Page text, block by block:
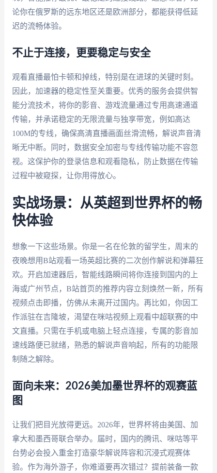
论你在俄罗斯的远东地区还是欧洲部分，都能获得低延
迟的流畅体验。
不止于连接，更要稳定与安全
观看直播最怕卡顿和掉线，特别是在进球的关键时刻。
因此，加速器的稳定性至关重要。优秀的服务会提供智
能分流技术，将你的影音、游戏流量通过专用高速通道
传输，并承诺稳定的无限流量与独享带宽，例如高达
100M的专线，确保高清直播画面丝滑流畅，解说声音清
晰无中断。同时，数据安全加密与专线传输功能不容忽
视。这保护你的登录信息和观看隐私，防止数据在传输
过程中被窥探，让你用得放心。
实战场景：从英超到世界杯的畅
快体验
想象一下这些场景。你是一名在伦敦的留学生，周末的
夜晚想用B站观看一场英超比赛的二次创作解说和弹幕狂
欢。开启加速器后，智能线路瞬间将你连接到国内的上
海或广州节点，B站首页的推荐内容立刻焕然一新，所有
视频点击即播，仿佛从未离开过国内。再比如，你因工
作派驻在吉隆坡，渴望在咪咕视频上观看中超联赛的中
文直播。只需在手机或电脑上轻点连接，专属的影音加
速线路便已就绪，熟悉的解说声音响起，所有的功能限
制随之解除。
面向未来：2026美加墨世界杯的观赛蓝
图
让我们把目光放得更远。2026年，世界杯将由美国、加
拿大和墨西哥联合举办。届时，国内的腾讯、咪咕等平
台势必会投入重金打造豪华解说阵容和沉浸式观赛体
验。作为海外游子，你难道要再次错过？提前装备一款